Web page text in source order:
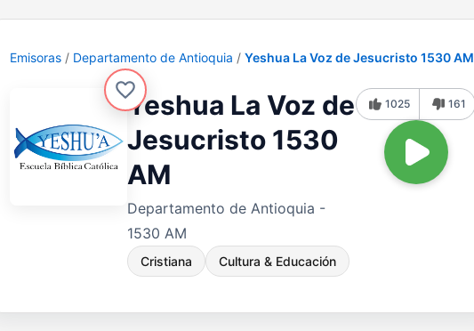
Emisoras Departamento de Antioquia Yeshua La Voz de Jesucristo 1530 AM
Yeshua La Voz de
Jesucristo 1530
AM
Departamento de Antioquia -
1530 AM
Cristiana Cultura & Educación
1025 161